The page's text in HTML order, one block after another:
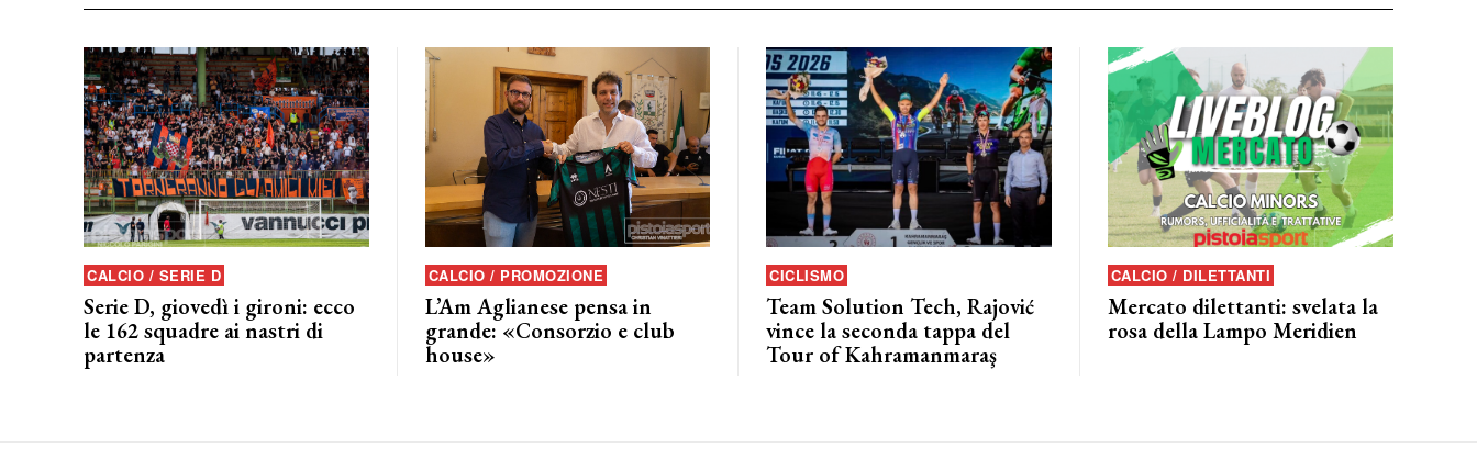
CALCIO / SERIE D
Serie D, giovedì i gironi: ecco
le 162 squadre ai nastri di
partenza
CALCIO / PROMOZIONE
L’Am Aglianese pensa in
grande: «Consorzio e club
house»
CICLISMO
Team Solution Tech, Rajović
vince la seconda tappa del
Tour of Kahramanmaraş
CALCIO / DILETTANTI
Mercato dilettanti: svelata la
rosa della Lampo Meridien